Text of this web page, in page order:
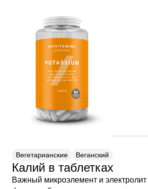
Вегетарианские Веганский
Калий в таблетках
Важный микроэлемент и электролит